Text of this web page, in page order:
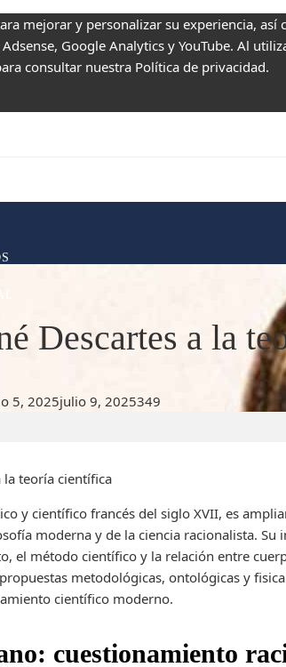
mejorar y personalizar su experiencia,
Google Analytics y YouTube. Al
consultar nuestra Política de privacidad.
Descartes a la
5, 2025julio 9, 2025349
la teoría científica
y científico francés del siglo XVII, es
moderna y de la ciencia racionalista.
el método científico y la relación entre
metodológicas, ontológicas y
científico moderno.
cuestionamiento